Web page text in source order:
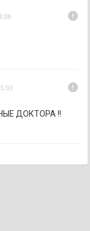
error
error
ДОКТОРА !!